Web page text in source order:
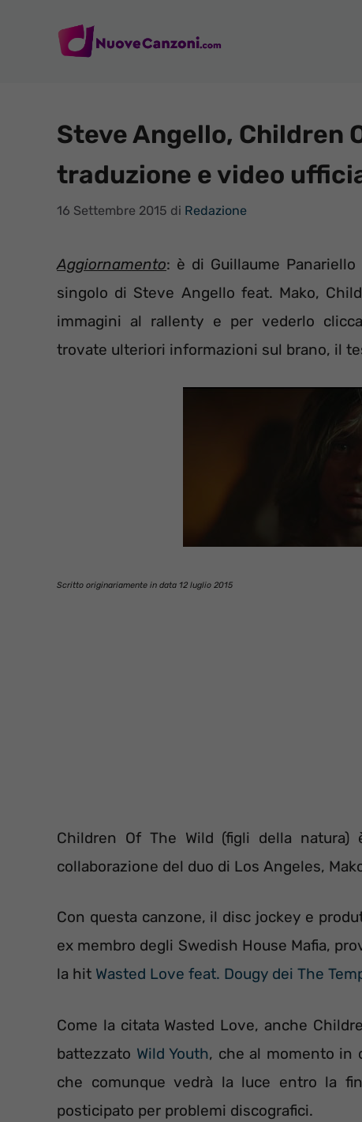
Steve Angello, Children
traduzione e video
16 Settembre 2015 di Redazione
Aggiornamento: è di Guillaume
singolo di Steve Angello feat. Mako,
immagini al rallenty e per vederlo
trovate ulteriori informazioni sul brano, il
Scritto originariamente in data 12 luglio 2015
Children Of The Wild (figli della
collaborazione del duo di Los Angeles,
Con questa canzone, il disc jockey e
ex membro degli Swedish House Mafia,
la hit Wasted Love feat. Dougy dei The
Come la citata Wasted Love, anche
battezzato Wild Youth, che al momento in
che comunque vedrà la luce entro la
posticipato per problemi discografici.